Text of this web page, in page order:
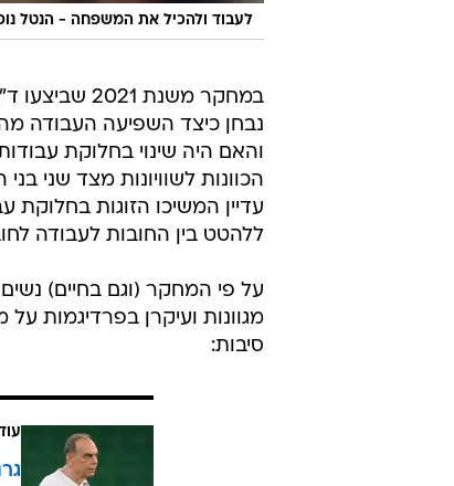
לעבוד ולהכיל את המשפחה - הנטל
במחקר
נבחן כיצד השפיעה העבודה
והאם היה שינוי בחלוקת
הכוונות לשוויונות מצד שני
עדיין המשיכו הזוגות בחלוקת
ללהטט בין החובות לעבודה
על פי המחקר (וגם בחיים)
מגוונות ועיקרן
סיבות: